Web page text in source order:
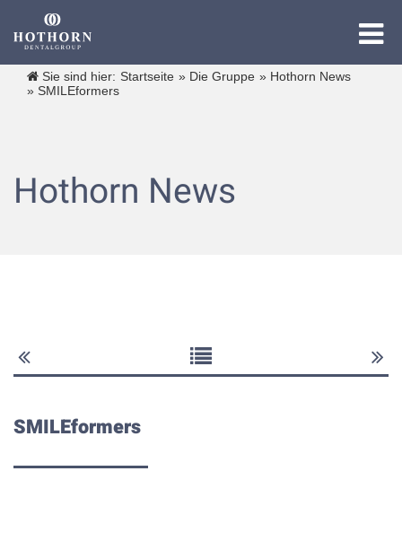
Die Gruppe
Die Academy
Sie sind hier: Startseite » Die Gruppe » Hothorn News
» SMILEformers
Hothorn News
SMILEformers